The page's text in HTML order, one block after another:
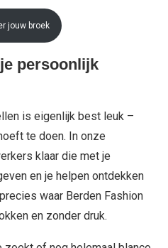
jouw broek
persoonlijk
is eigenlijk best leuk –
te doen. In onze
klaar die met je
en je helpen ontdekken
waar Berden Fashion
en zonder druk.